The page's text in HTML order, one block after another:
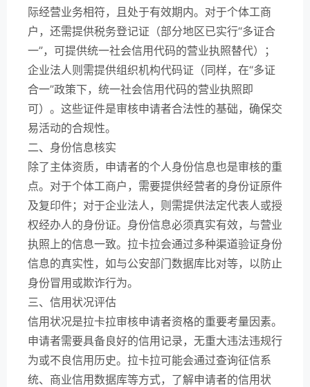
际经营业务相符，且处于有效期内。对于个体工商
户，还需提供税务登记证（部分地区已实行“多证合
一”，可提供统一社会信用代码的营业执照替代）；
企业法人则需提供组织机构代码证（同样，在“多证
合一”政策下，统一社会信用代码的营业执照即
可）。这些证件是审核申请者合法性的基础，确保交
易活动的合规性。
二、身份信息核实
除了主体资质，申请者的个人身份信息也是审核的重
点。对于个体工商户，需要提供经营者的身份证原件
及复印件；对于企业法人，则需提供法定代表人或授
权经办人的身份证。身份信息必须真实有效，与营业
执照上的信息一致。拉卡拉会通过多种渠道验证身份
信息的真实性，如与公安部门数据库比对等，以防止
身份冒用或欺诈行为。
三、信用状况评估
信用状况是拉卡拉审核申请者资格的重要考量因素。
申请者需要具备良好的信用记录，无重大违法违规行
为或不良信用历史。拉卡拉可能会通过查询征信系
统、商业信用数据库等方式，了解申请者的信用状